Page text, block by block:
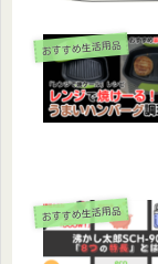
おすすめ生活用品
おすすめ生活用品